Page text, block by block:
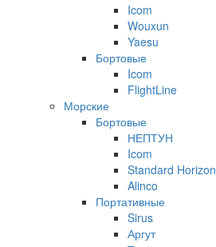
Icom
Wouxun
Yaesu
Бортовые
Icom
FlightLine
Морские
Бортовые
НЕПТУН
Icom
Standard Horizon
Alinco
Портативные
Sirus
Аргут